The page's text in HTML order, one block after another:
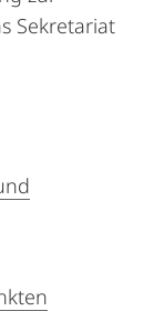
Sekretariat